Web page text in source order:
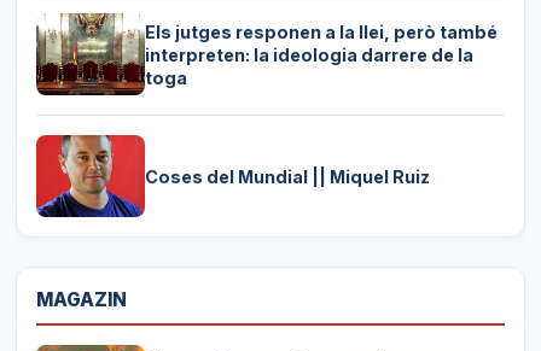
Els jutges responen a la llei, però també
interpreten: la ideologia darrere de la
toga
Coses del Mundial || Miquel Ruiz
MAGAZIN